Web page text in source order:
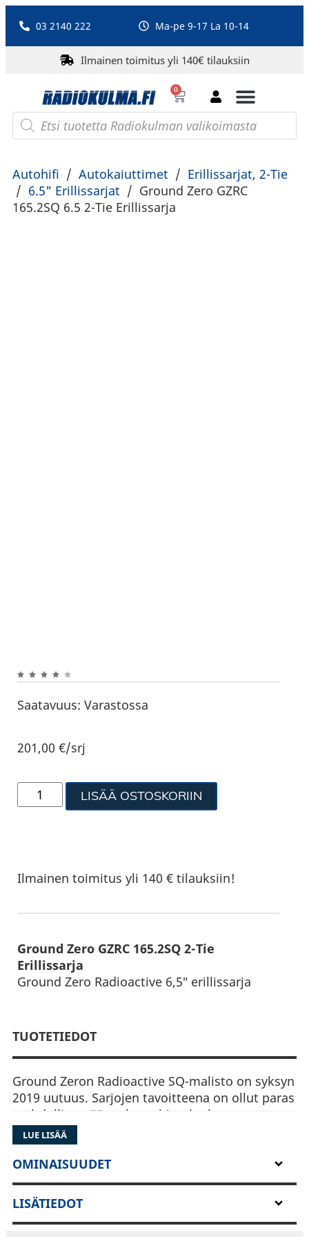
03 2140 222 Ma-pe 9-17 La 10-14
Ilmainen toimitus yli 140€ tilauksiin
0
Autohifi / Autokaiuttimet / Erillissarjat, 2-Tie
/ 6.5" Erillissarjat / Ground Zero GZRC
165.2SQ 6.5 2-Tie Erillissarja
Saatavuus: Varastossa
201,00€/srj
LISÄÄ OSTOSKORIIN
Ilmainen toimitus yli 140 € tilauksiin!
Ground Zero GZRC 165.2SQ 2-Tie
Erillissarja
Ground Zero Radioactive 6,5″ erillissarja
TUOTETIEDOT
Ground Zeron Radioactive SQ-malisto on syksyn
2019 uutuus. Sarjojen tavoitteena on ollut paras
mahdollinen äänenlaatu hintaluokassaan.
Suunnittelussa on käytetty hyödyksi Klippel-
optimointia jolla saadaan kaiutinelementin
rakenne hiottua viimeisen päälle toimivaksi.
Mallisto on kehitetty edellisen Radioactive AL-
malliston pohjalta jonka suunnittelutyössä
Ground Zeron suomalainen maahantuoja
Audioimport ( nykyään AI Group ) on ollut
LUE LISÄÄ
OMINAISUUDET
LISÄTIEDOT